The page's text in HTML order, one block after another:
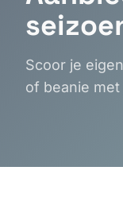
Scoor je
of beanie met